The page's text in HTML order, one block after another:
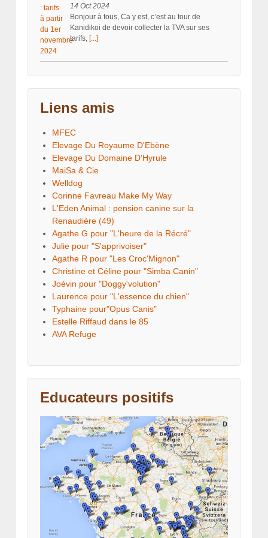
14 Oct 2024
Bonjour à tous, Ca y est, c’est au tour de
Kanidikoi de devoir collecter la TVA sur ses
tarifs, [...]
Liens amis
MFEC
Elevage Du Royaume D'Ebène
Elevage Du Domaine D'Hyrule
MaiSa & Cie
Welldog
Corinne Favreau Make My Way
L'Eden Animal : pension canine sur la
Renaudière (49)
Agathe G pour "L'heure de la Récré"
Julie pour "S'apprivoiser"
Agathe R pour "Les Croc'Mignon"
Christine et Céline pour "Simba Canin"
Joévin pour "Doggy'volution"
Laurence pour "L'essence du chien"
Typhaine pour"Opus Canis"
Estelle Riffaud dans le 85
AVA Refuge
Educateurs positifs